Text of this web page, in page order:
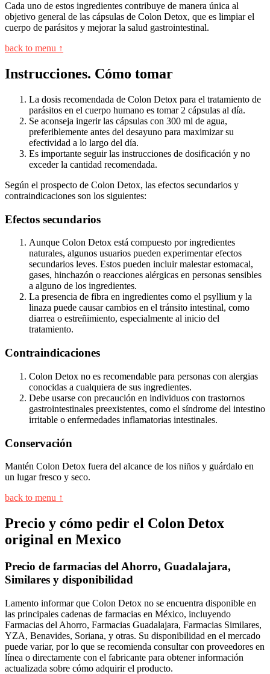
Cada uno de estos ingredientes contribuye de manera única al
objetivo general de las cápsulas de Colon Detox, que es limpiar el
cuerpo de parásitos y mejorar la salud gastrointestinal.
back to menu ↑
Instrucciones. Cómo tomar
La dosis recomendada de Colon Detox para el tratamiento de
parásitos en el cuerpo humano es tomar 2 cápsulas al día.
Se aconseja ingerir las cápsulas con 300 ml de agua,
preferiblemente antes del desayuno para maximizar su
efectividad a lo largo del día.
Es importante seguir las instrucciones de dosificación y no
exceder la cantidad recomendada.
Según el prospecto de Colon Detox, las efectos secundarios y
contraindicaciones son los siguientes:
Efectos secundarios
Aunque Colon Detox está compuesto por ingredientes
naturales, algunos usuarios pueden experimentar efectos
secundarios leves. Estos pueden incluir malestar estomacal,
gases, hinchazón o reacciones alérgicas en personas sensibles
a alguno de los ingredientes.
La presencia de fibra en ingredientes como el psyllium y la
linaza puede causar cambios en el tránsito intestinal, como
diarrea o estreñimiento, especialmente al inicio del
tratamiento.
Contraindicaciones
Colon Detox no es recomendable para personas con alergias
conocidas a cualquiera de sus ingredientes.
Debe usarse con precaución en individuos con trastornos
gastrointestinales preexistentes, como el síndrome del intestino
irritable o enfermedades inflamatorias intestinales.
Conservación
Mantén Colon Detox fuera del alcance de los niños y guárdalo en
un lugar fresco y seco.
back to menu ↑
Precio y cómo pedir el Colon Detox
original en Mexico
Precio de farmacias del Ahorro, Guadalajara,
Similares y disponibilidad
Lamento informar que Colon Detox no se encuentra disponible en
las principales cadenas de farmacias en México, incluyendo
Farmacias del Ahorro, Farmacias Guadalajara, Farmacias Similares,
YZA, Benavides, Soriana, y otras. Su disponibilidad en el mercado
puede variar, por lo que se recomienda consultar con proveedores en
línea o directamente con el fabricante para obtener información
actualizada sobre cómo adquirir el producto.